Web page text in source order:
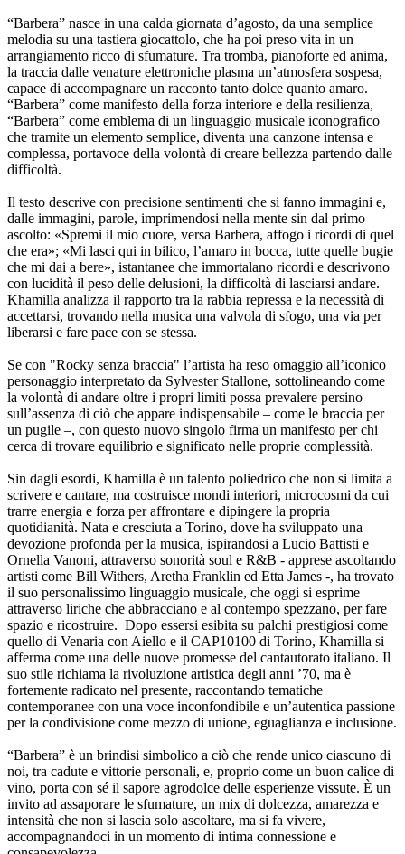
“Barbera” nasce in una calda giornata d’agosto, da una semplice
melodia su una tastiera giocattolo, che ha poi preso vita in un
arrangiamento ricco di sfumature. Tra tromba, pianoforte ed anima,
la traccia dalle venature elettroniche plasma un’atmosfera sospesa,
capace di accompagnare un racconto tanto dolce quanto amaro.
“Barbera” come manifesto della forza interiore e della resilienza,
“Barbera” come emblema di un linguaggio musicale iconografico
che tramite un elemento semplice, diventa una canzone intensa e
complessa, portavoce della volontà di creare bellezza partendo dalle
difficoltà.
Il testo descrive con precisione sentimenti che si fanno immagini e,
dalle immagini, parole, imprimendosi nella mente sin dal primo
ascolto: «Spremi il mio cuore, versa Barbera, affogo i ricordi di quel
che era»; «Mi lasci qui in bilico, l’amaro in bocca, tutte quelle bugie
che mi dai a bere», istantanee che immortalano ricordi e descrivono
con lucidità il peso delle delusioni, la difficoltà di lasciarsi andare.
Khamilla analizza il rapporto tra la rabbia repressa e la necessità di
accettarsi, trovando nella musica una valvola di sfogo, una via per
liberarsi e fare pace con se stessa.
Se con "Rocky senza braccia" l’artista ha reso omaggio all’iconico
personaggio interpretato da Sylvester Stallone, sottolineando come
la volontà di andare oltre i propri limiti possa prevalere persino
sull’assenza di ciò che appare indispensabile – come le braccia per
un pugile –, con questo nuovo singolo firma un manifesto per chi
cerca di trovare equilibrio e significato nelle proprie complessità.
Sin dagli esordi, Khamilla è un talento poliedrico che non si limita a
scrivere e cantare, ma costruisce mondi interiori, microcosmi da cui
trarre energia e forza per affrontare e dipingere la propria
quotidianità. Nata e cresciuta a Torino, dove ha sviluppato una
devozione profonda per la musica, ispirandosi a Lucio Battisti e
Ornella Vanoni, attraverso sonorità soul e R&B - apprese ascoltando
artisti come Bill Withers, Aretha Franklin ed Etta James -, ha trovato
il suo personalissimo linguaggio musicale, che oggi si esprime
attraverso liriche che abbracciano e al contempo spezzano, per fare
spazio e ricostruire. Dopo essersi esibita su palchi prestigiosi come
quello di Venaria con Aiello e il CAP10100 di Torino, Khamilla si
afferma come una delle nuove promesse del cantautorato italiano. Il
suo stile richiama la rivoluzione artistica degli anni ’70, ma è
fortemente radicato nel presente, raccontando tematiche
contemporanee con una voce inconfondibile e un’autentica passione
per la condivisione come mezzo di unione, eguaglianza e inclusione.
“Barbera” è un brindisi simbolico a ciò che rende unico ciascuno di
noi, tra cadute e vittorie personali, e, proprio come un buon calice di
vino, porta con sé il sapore agrodolce delle esperienze vissute. È un
invito ad assaporare le sfumature, un mix di dolcezza, amarezza e
intensità che non si lascia solo ascoltare, ma si fa vivere,
accompagnandoci in un momento di intima connessione e